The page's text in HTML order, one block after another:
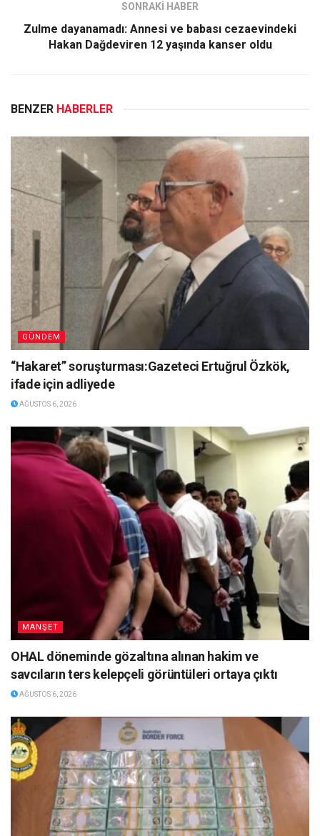
SONRAKİ HABER
Zulme dayanamadı: Annesi ve babası cezaevindeki
Hakan Dağdeviren 12 yaşında kanser oldu
BENZER HABERLER
GÜNDEM
“Hakaret” soruşturması:Gazeteci Ertuğrul Özkök,
ifade için adliyede
AĞUSTOS 6, 2026
MANŞET
OHAL döneminde gözaltına alınan hakim ve
savcıların ters kelepçeli görüntüleri ortaya çıktı
AĞUSTOS 6, 2026